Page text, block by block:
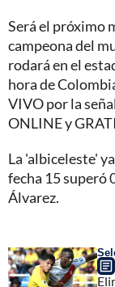
Será el próximo
campeona del
rodará en el
hora de
VIVO por la
ONLINE y
La 'albiceleste'
fecha 15 superó
Álvarez.